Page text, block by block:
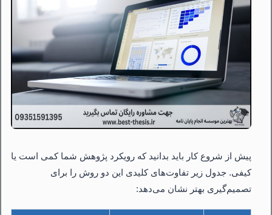
پیش از شروع کار باید بدانید که رویکرد پژوهش شما کمی است یا
کیفی. جدول زیر تفاوت‌های کلیدی این دو روش را برای
تصمیم‌گیری بهتر نشان می‌دهد: